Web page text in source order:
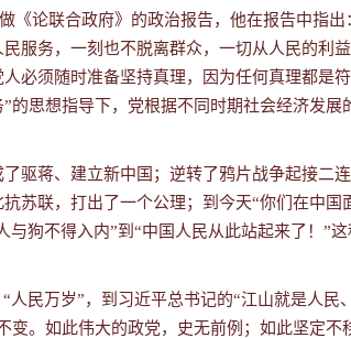
《论联合政府》的政治报告，他在报告中指
服务，一刻也不脱离群众， 一切从人民的利
必须随时准备坚持真理，因为任何真理都是
的思想指导下，党根据不同时期社会经济发
驱蒋、建立新中国；逆转了鸦片战争起接二
苏联，打出了一个公理；到今天“你们在中国
与狗不得入内”到“中国人民从此站起来了！
“人民万岁”，到习近平总书记的“江山就是人民
变。如此伟大的政党，史无前例；如此坚定